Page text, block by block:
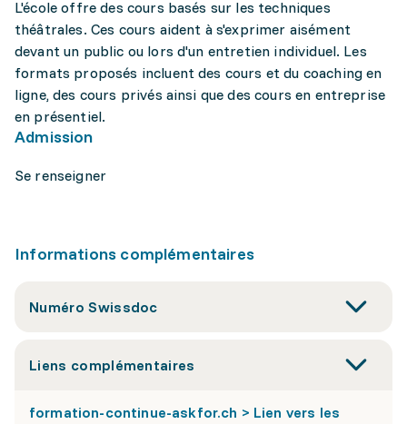
L'école offre des cours basés sur les techniques
théâtrales. Ces cours aident à s'exprimer aisément
devant un public ou lors d'un entretien individuel. Les
formats proposés incluent des cours et du coaching en
ligne, des cours privés ainsi que des cours en entreprise
en présentiel.
Admission
Se renseigner
Informations complémentaires
Numéro Swissdoc
Liens complémentaires
formation-continue-askfor.ch > Lien vers les